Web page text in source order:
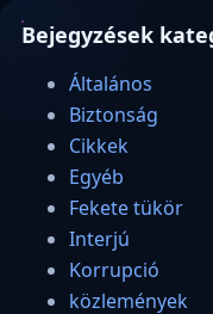
Bejegyzések
Általános
Biztonság
Cikkek
Egyéb
Fekete tükör
Interjú
Korrupció
közlemények